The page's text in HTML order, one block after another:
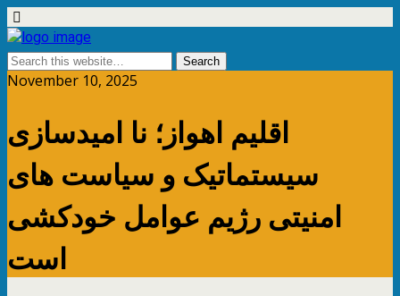
November 10, 2025
اقلیم اهواز؛ نا امیدسازی
سیستماتیک و سیاست های
امنیتی رژیم عوامل خودکشی
است